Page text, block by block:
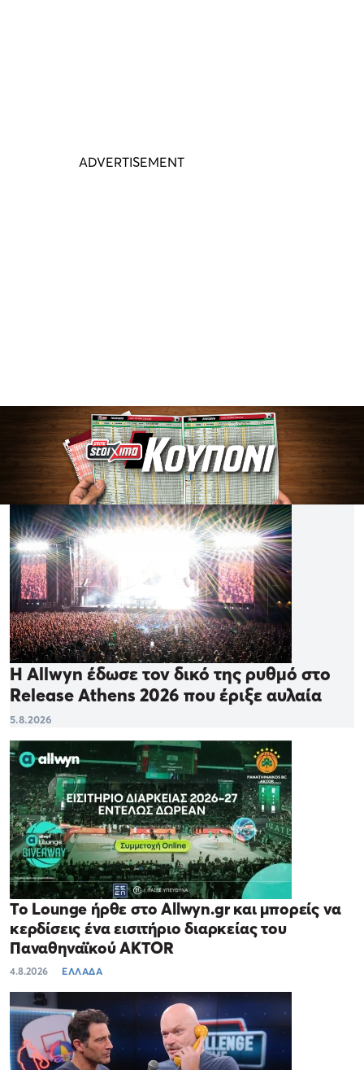
Η Allwyn έδωσε τον δικό της ρυθμό στο
Release Athens 2026 που έριξε αυλαία
5.8.2026
Το Lounge ήρθε στο Allwyn.gr και μπορείς να
κερδίσεις ένα εισιτήριο διαρκείας του
Παναθηναϊκού AKTOR
4.8.2026 ΕΛΛΑΔΑ